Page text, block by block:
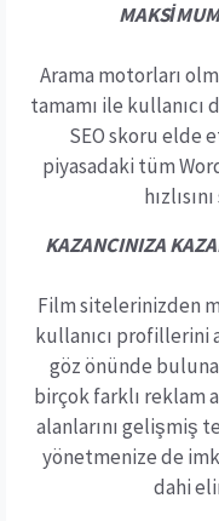
Arama motorları
tamamı ile kullanıcı
SEO skoru elde
piyasadaki tüm
KAZANCINIZA
Film sitelerinizden
kullanıcı profillerini
göz önünde
birçok farklı reklam
alanlarını gelişmiş
yönetmenize de
dahi